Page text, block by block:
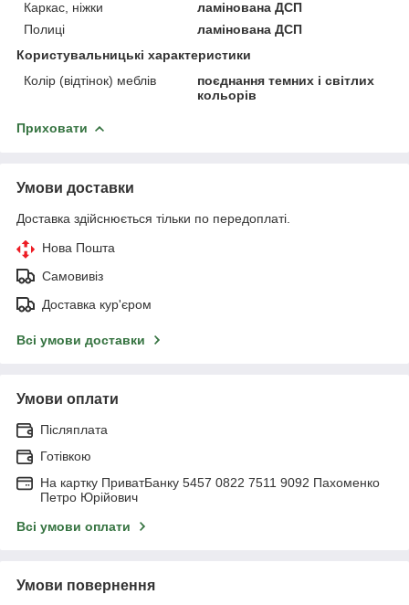
Каркас, ніжки
ламінована ДСП
Полиці
ламінована ДСП
Користувальницькі характеристики
Колір (відтінок) меблів
поєднання темних і світлих
кольорів
Приховати
Умови доставки
Доставка здійснюється тільки по передоплаті.
Нова Пошта
Самовивіз
Доставка кур'єром
Всі умови доставки
Умови оплати
Післяплата
Готівкою
На картку ПриватБанку 5457 0822 7511 9092 Пахоменко
Петро Юрійович
Всі умови оплати
Умови повернення